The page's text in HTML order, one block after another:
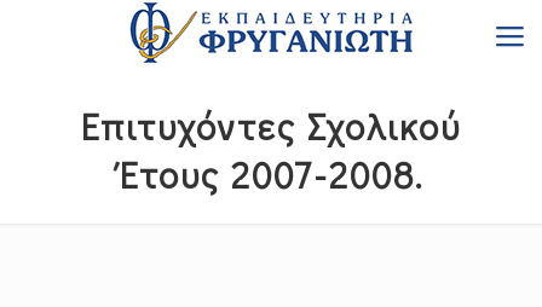
Επιτυχόντες Σχολικού
Έτους 2007-2008.